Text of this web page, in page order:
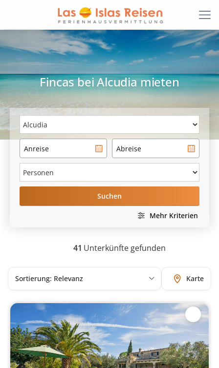
FincasbeiAlcudiamieten
Suchen
Mehr Kriterien
41 Unterkünfte gefunden
Karte